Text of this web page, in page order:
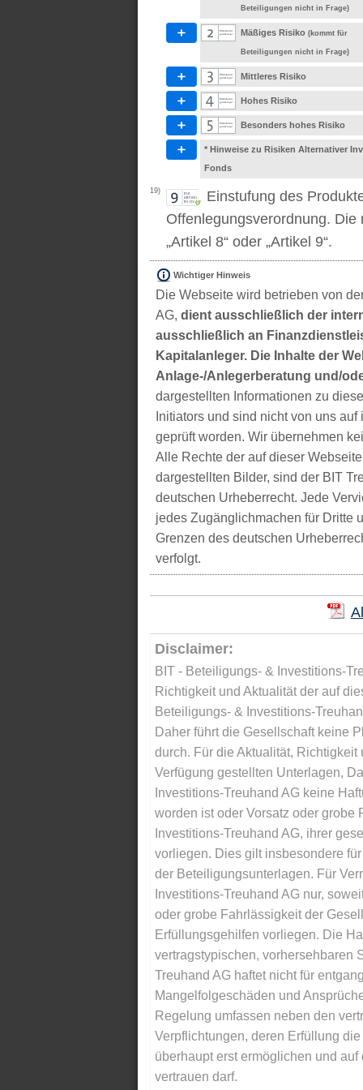
Beteiligungen nicht in Frage)
Mäßiges Risiko (kommt für
Beteiligungen nicht in Frage)
Mittleres Risiko
Hohes Risiko
Besonders hohes Risiko
* Hinweise zu Risiken Alternativer
Fonds
19)
Einstufung des
Offenlegungsverordnung. Die
„Artikel 8“ oder „Artikel 9“.
Wichtiger Hinweis
Die Webseite wird betrieben von
AG, dient ausschließlich der
ausschließlich an
Kapitalanleger. Die Inhalte der
Anlage-/Anlegerberatung und/
dargestellten Informationen zu
Initiators und sind nicht von uns
geprüft worden. Wir übernehmen
Alle Rechte der auf dieser
dargestellten Bilder, sind der BIT
deutschen Urheberrecht. Jede
jedes Zugänglichmachen für Dritte
Grenzen des deutschen
verfolgt.
Disclaimer:
BIT - Beteiligungs- & Investitions-
Richtigkeit und Aktualität der auf
Beteiligungs- & Investitions-
Daher führt die Gesellschaft keine
durch. Für die Aktualität,
Verfügung gestellten Unterlagen,
Investitions-Treuhand AG keine
worden ist oder Vorsatz oder
Investitions-Treuhand AG, ihrer
vorliegen. Dies gilt insbesondere
der Beteiligungsunterlagen. Für
Investitions-Treuhand AG nur,
oder grobe Fahrlässigkeit der
Erfüllungsgehilfen vorliegen. Die
vertragstypischen, vorhersehbaren
Treuhand AG haftet nicht für
Mangelfolgeschäden und
Regelung umfassen neben den
Verpflichtungen, deren Erfüllung
überhaupt erst ermöglichen und
vertrauen darf.